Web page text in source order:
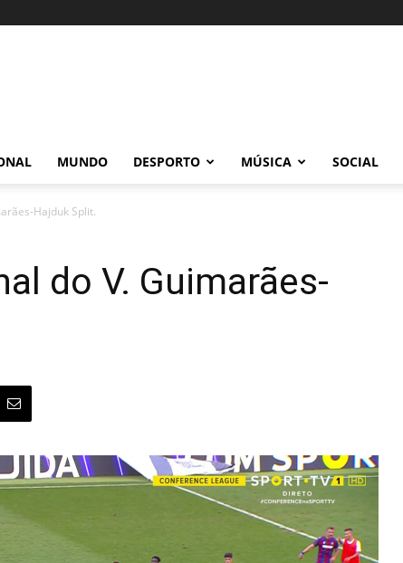
MUNDO DESPORTO MÚSICA SOCIAL
Hajduk Split.
do V. Guimarães-